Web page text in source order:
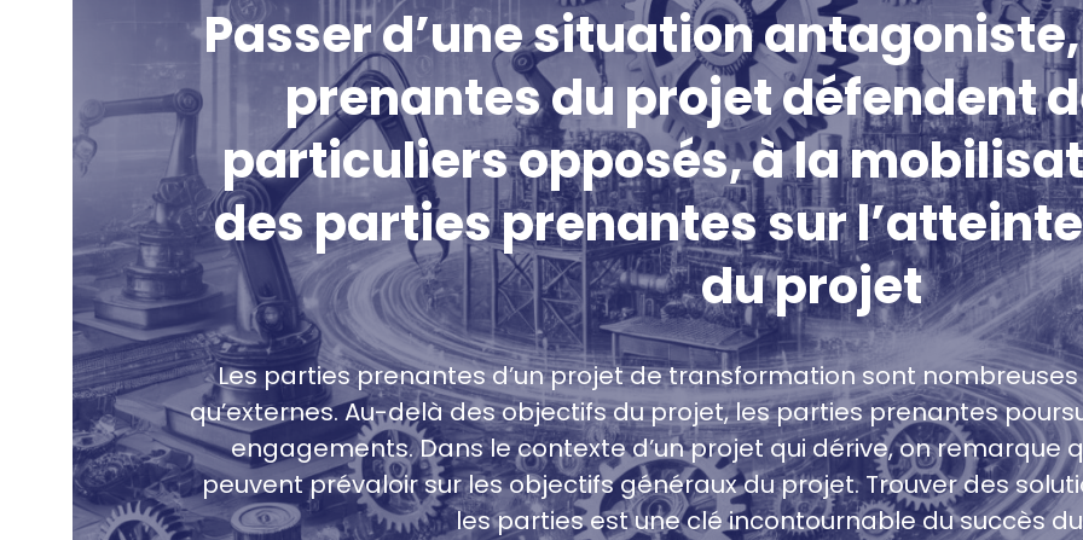
Passer d’une situation
prenantes du projet défendent
particuliers opposés, à la
des parties prenantes sur
du projet
Les parties prenantes d’un projet de transformation sont
qu’externes. Au-delà des objectifs du projet, les parties prenantes
engagements. Dans le contexte d’un projet qui dérive, on remarque
peuvent prévaloir sur les objectifs généraux du projet. Trouver des
les parties est une clé incontournable du succès